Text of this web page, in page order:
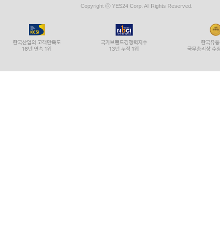
Copyright ⓒ YES24 Corp. All Rights Reserved.